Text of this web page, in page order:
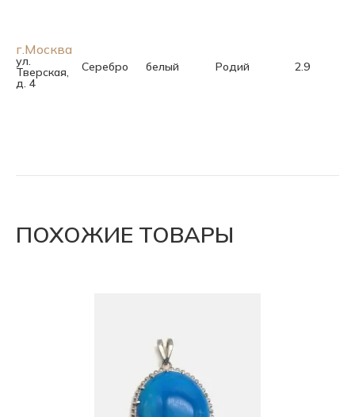
г.Москва
ул.
Тверская,
д. 4
Серебро белый Родий 2.9
ПОХОЖИЕ ТОВАРЫ